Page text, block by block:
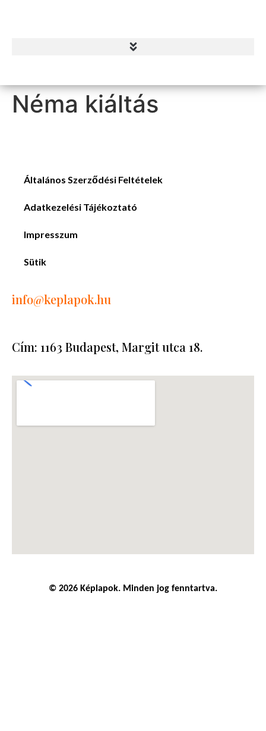
Néma kiáltás
Általános Szerződési Feltételek
Adatkezelési Tájékoztató
Impresszum
Sütik
info@keplapok.hu
Cím: 1163 Budapest, Margit utca 18.
© 2026 Képlapok. Minden jog fenntartva.